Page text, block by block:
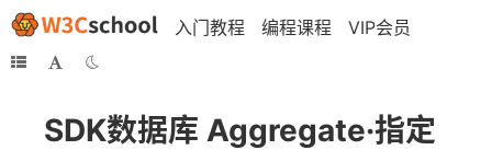
入门教程 编程课程 VIP会员
SDK数据库 Aggregate·指定